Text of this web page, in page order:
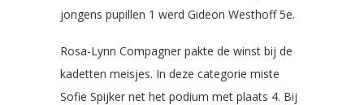
jongens pupillen 1 werd Gideon Westhoff 5e.
Rosa-Lynn Compagner pakte de winst bij de
kadetten meisjes. In deze categorie miste
Sofie Spijker net het podium met plaats 4. Bij